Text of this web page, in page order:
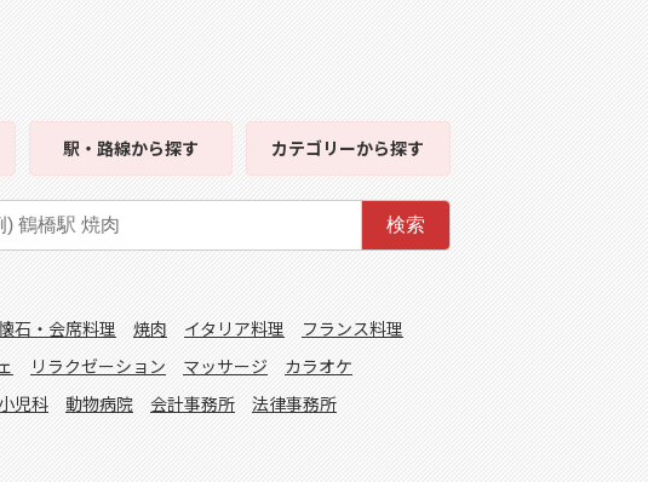
駅・路線から探す カテゴリーから探す
検索
石・会席料理 焼肉 イタリア料理
フランス料理
リラクゼーション マッサージ
カラオケ
小児科 動物病院 会計事務所 法律事務所